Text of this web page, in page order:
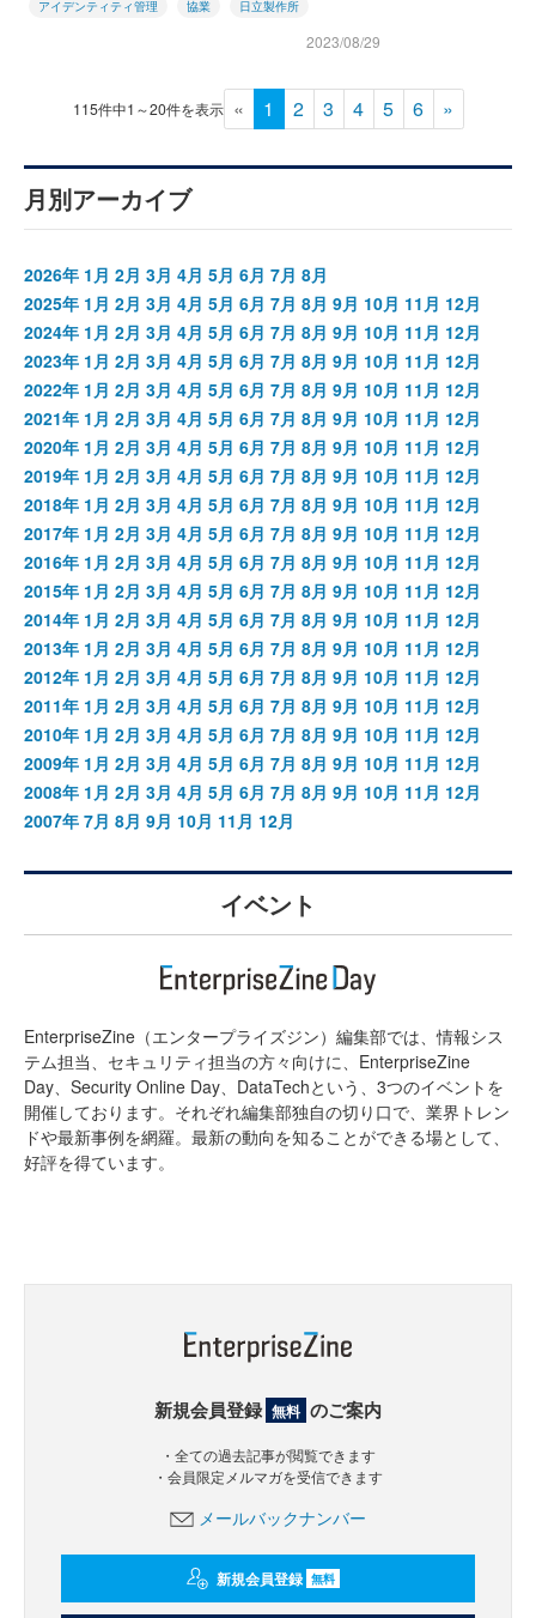
アイデンティティ管理 協業 日立製作所
2023/08/29
115件中1～20件を表示 « 1 2 3 4 5 6 »
月別アーカイブ
2026年 1月 2月 3月 4月 5月 6月 7月 8月
2025年 1月 2月 3月 4月 5月 6月 7月 8月 9月 10月 11月 12月
2024年 1月 2月 3月 4月 5月 6月 7月 8月 9月 10月 11月 12月
2023年 1月 2月 3月 4月 5月 6月 7月 8月 9月 10月 11月 12月
2022年 1月 2月 3月 4月 5月 6月 7月 8月 9月 10月 11月 12月
2021年 1月 2月 3月 4月 5月 6月 7月 8月 9月 10月 11月 12月
2020年 1月 2月 3月 4月 5月 6月 7月 8月 9月 10月 11月 12月
2019年 1月 2月 3月 4月 5月 6月 7月 8月 9月 10月 11月 12月
2018年 1月 2月 3月 4月 5月 6月 7月 8月 9月 10月 11月 12月
2017年 1月 2月 3月 4月 5月 6月 7月 8月 9月 10月 11月 12月
2016年 1月 2月 3月 4月 5月 6月 7月 8月 9月 10月 11月 12月
2015年 1月 2月 3月 4月 5月 6月 7月 8月 9月 10月 11月 12月
2014年 1月 2月 3月 4月 5月 6月 7月 8月 9月 10月 11月 12月
2013年 1月 2月 3月 4月 5月 6月 7月 8月 9月 10月 11月 12月
2012年 1月 2月 3月 4月 5月 6月 7月 8月 9月 10月 11月 12月
2011年 1月 2月 3月 4月 5月 6月 7月 8月 9月 10月 11月 12月
2010年 1月 2月 3月 4月 5月 6月 7月 8月 9月 10月 11月 12月
2009年 1月 2月 3月 4月 5月 6月 7月 8月 9月 10月 11月 12月
2008年 1月 2月 3月 4月 5月 6月 7月 8月 9月 10月 11月 12月
2007年 7月 8月 9月 10月 11月 12月
イベント
EnterpriseZine（エンタープライズジン）編集部では、情報シス
テム担当、セキュリティ担当の方々向けに、EnterpriseZine
Day、Security Online Day、DataTechという、3つのイベントを
開催しております。それぞれ編集部独自の切り口で、業界トレン
ドや最新事例を網羅。最新の動向を知ることができる場として、
好評を得ています。
新規会員登録 無料 のご案内
・全ての過去記事が閲覧できます
・会員限定メルマガを受信できます
メールバックナンバー
新規会員登録 無料